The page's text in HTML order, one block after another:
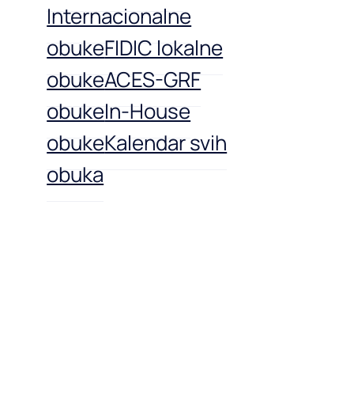
Internacionalne
obukeFIDIC lokalne
obukeACES-GRF
obukeIn-House
obukeKalendar svih
obuka